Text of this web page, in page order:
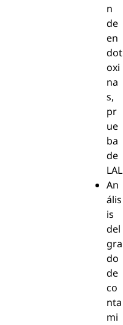
n
de
en
dot
oxi
na
s,
pr
ue
ba
de
LAL
An
ális
is
del
gra
do
de
co
nta
mi